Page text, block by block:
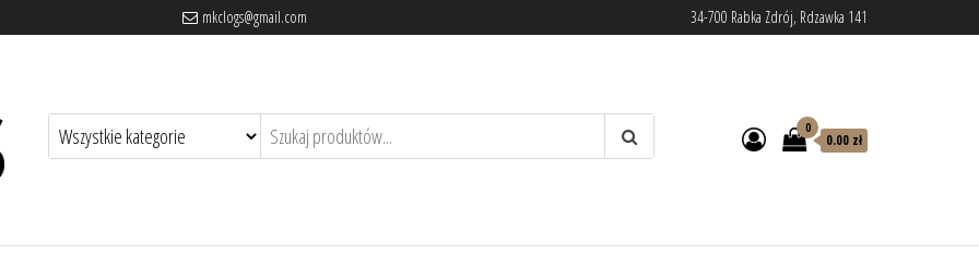
mkclogs@gmail.com 34-700 Rabka Zdrój, Rdzawka 141
0
0.00 zł